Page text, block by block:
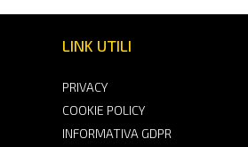
LINK UTILI
PRIVACY
COOKIE POLICY
INFORMATIVA GDPR